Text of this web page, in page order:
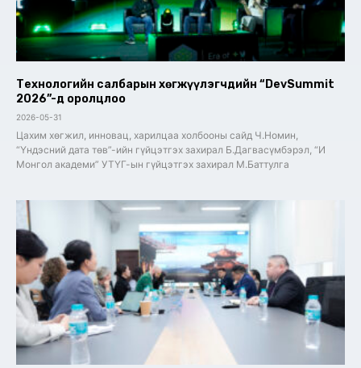
Технологийн салбарын хөгжүүлэгчдийн “DevSummit
2026”-д оролцлоо
2026-05-31
Цахим хөгжил, инновац, харилцаа холбооны сайд Ч.Номин,
“Үндэсний дата төв”-ийн гүйцэтгэх захирал Б.Дагвасүмбэрэл, “И
Монгол академи” УТҮГ-ын гүйцэтгэх захирал М.Баттулга